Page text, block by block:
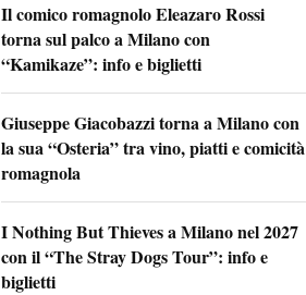
Il comico romagnolo Eleazaro Rossi
torna sul palco a Milano con
“Kamikaze”: info e biglietti
Giuseppe Giacobazzi torna a Milano con
la sua “Osteria” tra vino, piatti e comicità
romagnola
I Nothing But Thieves a Milano nel 2027
con il “The Stray Dogs Tour”: info e
biglietti